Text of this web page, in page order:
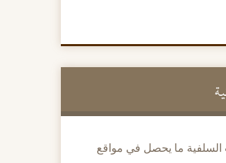
ما يحصل في مواقع